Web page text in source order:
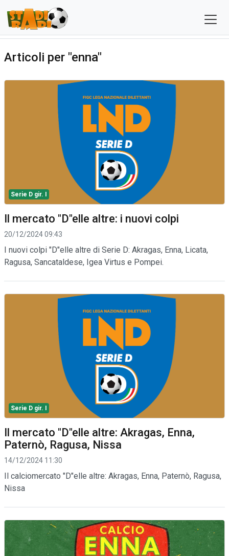
Articoli per "enna"
Serie D gir. I
Il mercato "D"elle altre: i nuovi colpi
20/12/2024 09:43
I nuovi colpi "D"elle altre di Serie D: Akragas, Enna, Licata,
Ragusa, Sancataldese, Igea Virtus e Pompei.
Serie D gir. I
Il mercato "D"elle altre: Akragas, Enna,
Paternò, Ragusa, Nissa
14/12/2024 11:30
Il calciomercato "D"elle altre: Akragas, Enna, Paternò, Ragusa,
Nissa